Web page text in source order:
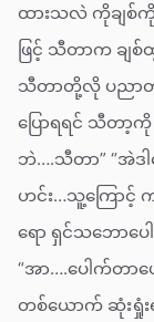
ထားသလဲ ကိုချစ်ကို”
ဖြင့် သီတာက ချစ်
သီတာတို့လို ပညာတ
ပြောရရင် သီတာ့
ဘဲ….သီတာ” “အဲဒ
ဟင်း…သူ့ကြောင့်
ရော ရှင်သဘောပေ
“အာ….ပေါက်တာ
တစ်ယောက် ဆုံးရှုံး